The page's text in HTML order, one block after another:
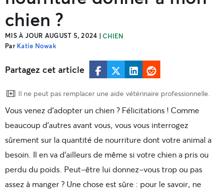
chien ?
MIS À JOUR AUGUST 5, 2024 |CHIEN
Par Katie Nowak
Partagez cet article
Il ne peut pas remplacer une aide vétérinaire professionnelle.
Vous venez d’adopter un chien ? Félicitations ! Comme
beaucoup d’autres avant vous, vous vous interrogez
sûrement sur la quantité de nourriture dont votre animal a
besoin. Il en va d’ailleurs de même si votre chien a pris ou
perdu du poids. Peut-être lui donnez-vous trop ou pas
assez à manger ? Une chose est sûre : pour le savoir, ne